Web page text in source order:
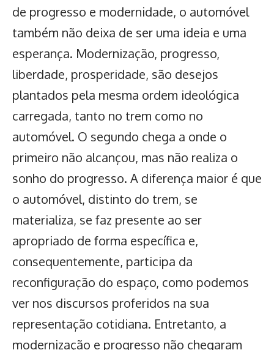
de progresso e modernidade, o automóvel
também não deixa de ser uma ideia e uma
esperança. Modernização, progresso,
liberdade, prosperidade, são desejos
plantados pela mesma ordem ideológica
carregada, tanto no trem como no
automóvel. O segundo chega a onde o
primeiro não alcançou, mas não realiza o
sonho do progresso. A diferença maior é que
o automóvel, distinto do trem, se
materializa, se faz presente ao ser
apropriado de forma específica e,
consequentemente, participa da
reconfiguração do espaço, como podemos
ver nos discursos proferidos na sua
representação cotidiana. Entretanto, a
modernização e progresso não chegaram